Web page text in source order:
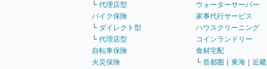
└ 代理店型
バイク保険
└ ダイレクト型
└ 代理店型
自転車保険
火災保険
ウォーターサーバー
家事代行サービス
ハウスクリーニング
コインランドリー
食材宅配
└ 首都圏 ｜ 東海 ｜ 近畿